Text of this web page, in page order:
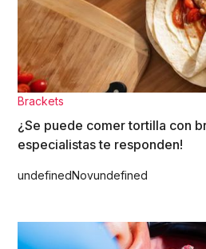
Brackets
¿Se puede comer tortilla con
especialistas te responden!
undefinedNovundefined